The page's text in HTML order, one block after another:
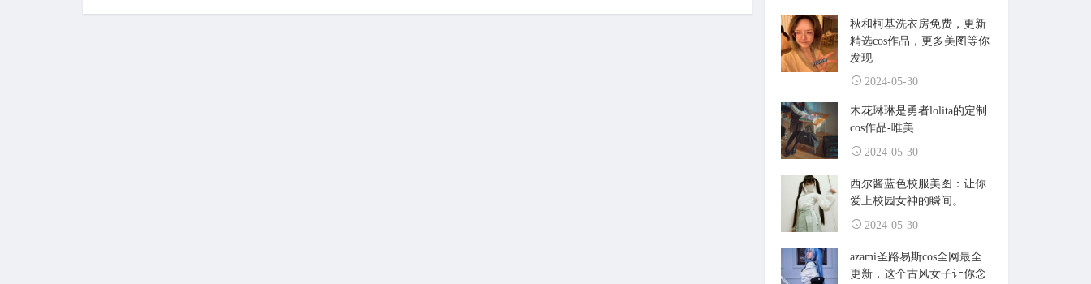
秋和柯基洗衣房免费，更新
精选cos作品，更多美图等你
发现
2024-05-30
木花琳琳是勇者lolita的定制
cos作品-唯美
2024-05-30
西尔酱蓝色校服美图：让你
爱上校园女神的瞬间。
2024-05-30
azami圣路易斯cos全网最全
更新，这个古风女子让你念